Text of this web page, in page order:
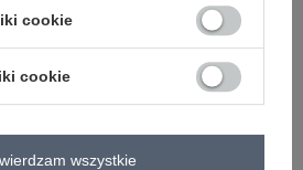
do pracy
cookie
cookie
wszystkie